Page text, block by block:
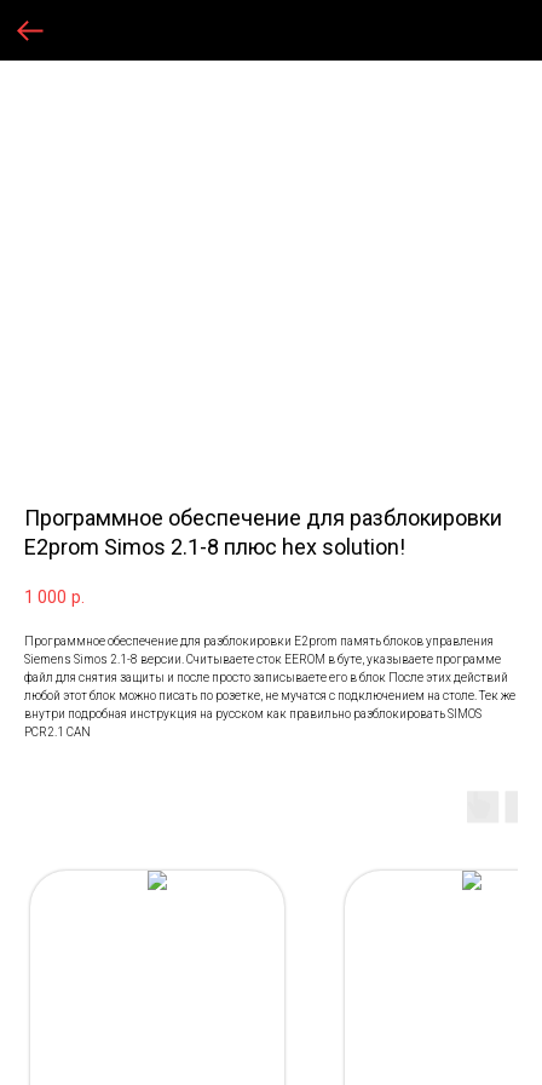
Программное обеспечение для разблокировки
E2prom Simos 2.1-8 плюс hex solution!
1 000 р.
Программное обеспечение для разблокировки E2prom память блоков управления
Siemens Simos 2.1-8 версии. Считываете сток EEROM в буте, указываете программе
файл для снятия защиты и после просто записываете его в блок После этих действий
любой этот блок можно писать по розетке, не мучатся с подключением на столе. Тек же
внутри подробная инструкция на русском как правильно разблокировать SIMOS
PCR2.1 CAN